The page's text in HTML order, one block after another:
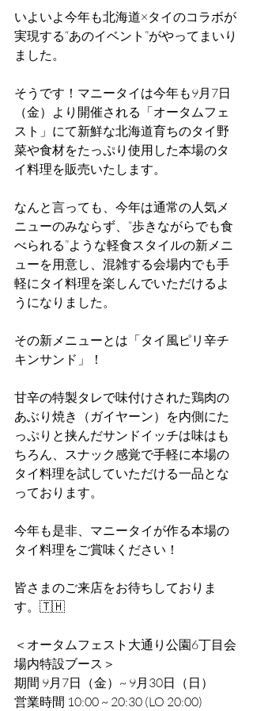
いよいよ今年も北海道×タイのコラボが
実現する“あのイベント”がやってまいり
ました。
そうです！マニータイは今年も9月7日
（金）より開催される「オータムフェ
スト」にて新鮮な北海道育ちのタイ野
菜や食材をたっぷり使用した本場のタ
イ料理を販売いたします。
なんと言っても、今年は通常の人気メ
ニューのみならず、“歩きながらでも食
べられる”ような軽食スタイルの新メニ
ューを用意し、混雑する会場内でも手
軽にタイ料理を楽しんでいただけるよ
うになりました。
その新メニューとは「タイ風ピリ辛チ
キンサンド」！
甘辛の特製タレで味付けされた鶏肉の
あぶり焼き（ガイヤーン）を内側にた
っぷりと挟んだサンドイッチは味はも
ちろん、スナック感覚で手軽に本場の
タイ料理を試していただける一品とな
っております。
今年も是非、マニータイが作る本場の
タイ料理をご賞味ください！
皆さまのご来店をお待ちしておりま
す。🇹🇭
＜オータムフェスト大通り公園6丁目会
場内特設ブース＞
期間 9月7日（金）~ 9月30日（日）
営業時間 10:00 ~ 20:30 (LO 20:00)